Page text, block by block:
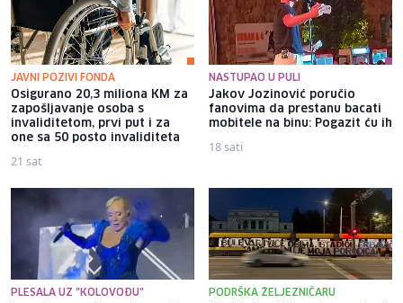
JAVNI POZIVI FONDA
Osigurano 20,3 miliona KM za
zapošljavanje osoba s
invaliditetom, prvi put i za
one sa 50 posto invaliditeta
21 sat
NASTUPAO U PULI
Jakov Jozinović poručio
fanovima da prestanu bacati
mobitele na binu: Pogazit ću ih
18 sati
PLESALA UZ "KOLOVOĐU" PODRŠKA ŽELJEZNIČARU